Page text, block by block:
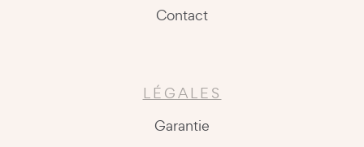
Contact
LÉGALES
Garantie